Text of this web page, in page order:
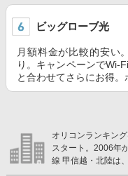
ビッグローブ光
月額料金が比較的安い
り。キャンペーンでWi-
と合わせてさらにお得。
オリコンランキン
スタート。2006年
線 甲信越・北陸は